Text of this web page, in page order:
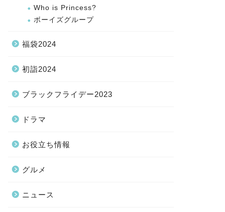
Who is Princess?
ボーイズグループ
福袋2024
初詣2024
ブラックフライデー2023
ドラマ
お役立ち情報
グルメ
ニュース